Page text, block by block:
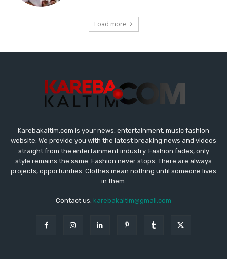
Karebakaltim.com is your news, entertainment, music fashion
website. We provide you with the latest breaking news and videos
straight from the entertainment industry. Fashion fades, only
style remains the same. Fashion never stops. There are always
projects, opportunities. Clothes mean nothing until someone lives
in them.
Contact us: karebakaltim@gmail.com